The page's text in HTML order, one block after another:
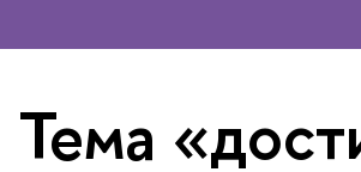
Тема